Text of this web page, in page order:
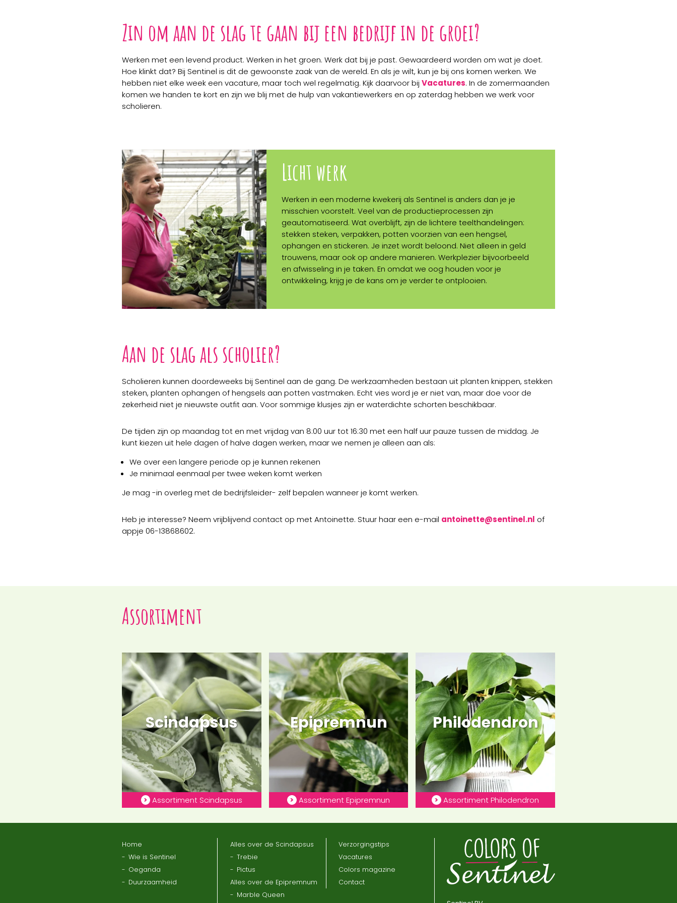
Zin om aan de slag te gaan bij een bedrijf in de groei?
Werken met een levend product. Werken in het groen. Werk dat bij je past. Gewaardeerd worden om wat je doet.
Hoe klinkt dat? Bij Sentinel is dit de gewoonste zaak van de wereld. En als je wilt, kun je bij ons komen werken. We
hebben niet elke week een vacature, maar toch wel regelmatig. Kijk daarvoor bij Vacatures. In de zomermaanden
komen we handen te kort en zijn we blij met de hulp van vakantiewerkers en op zaterdag hebben we werk voor
scholieren.
Licht werk
Werken in een moderne kwekerij als Sentinel is anders dan je je
misschien voorstelt. Veel van de productieprocessen zijn
geautomatiseerd. Wat overblijft, zijn de lichtere teelthandelingen:
stekken steken, verpakken, potten voorzien van een hengsel,
ophangen en stickeren. Je inzet wordt beloond. Niet alleen in geld
trouwens, maar ook op andere manieren. Werkplezier bijvoorbeeld
en afwisseling in je taken. En omdat we oog houden voor je
ontwikkeling, krijg je de kans om je verder te ontplooien.
Aan de slag als scholier?
Scholieren kunnen doordeweeks bij Sentinel aan de gang. De werkzaamheden bestaan uit planten knippen, stekken
steken, planten ophangen of hengsels aan potten vastmaken. Echt vies word je er niet van, maar doe voor de
zekerheid niet je nieuwste outfit aan. Voor sommige klusjes zijn er waterdichte schorten beschikbaar.
De tijden zijn op maandag tot en met vrijdag van 8:00 uur tot 16:30 met een half uur pauze tussen de middag. Je
kunt kiezen uit hele dagen of halve dagen werken, maar we nemen je alleen aan als:
We over een langere periode op je kunnen rekenen
Je minimaal eenmaal per twee weken komt werken
Je mag -in overleg met de bedrijfsleider- zelf bepalen wanneer je komt werken.
Heb je interesse? Neem vrijblijvend contact op met Antoinette. Stuur haar een e-mail antoinette@sentinel.nl of
appje 06-13868602.
Assortiment
Scindapsus
Assortiment Scindapsus
Epipremnun
Assortiment Epipremnun
Philodendron
Assortiment Philodendron
Home
Wie is Sentinel
Oeganda
Duurzaamheid
Alles over de Scindapsus
Trebie
Pictus
Alles over de Epipremnum
Marble Queen
Verzorgingstips
Vacatures
Colors magazine
Contact